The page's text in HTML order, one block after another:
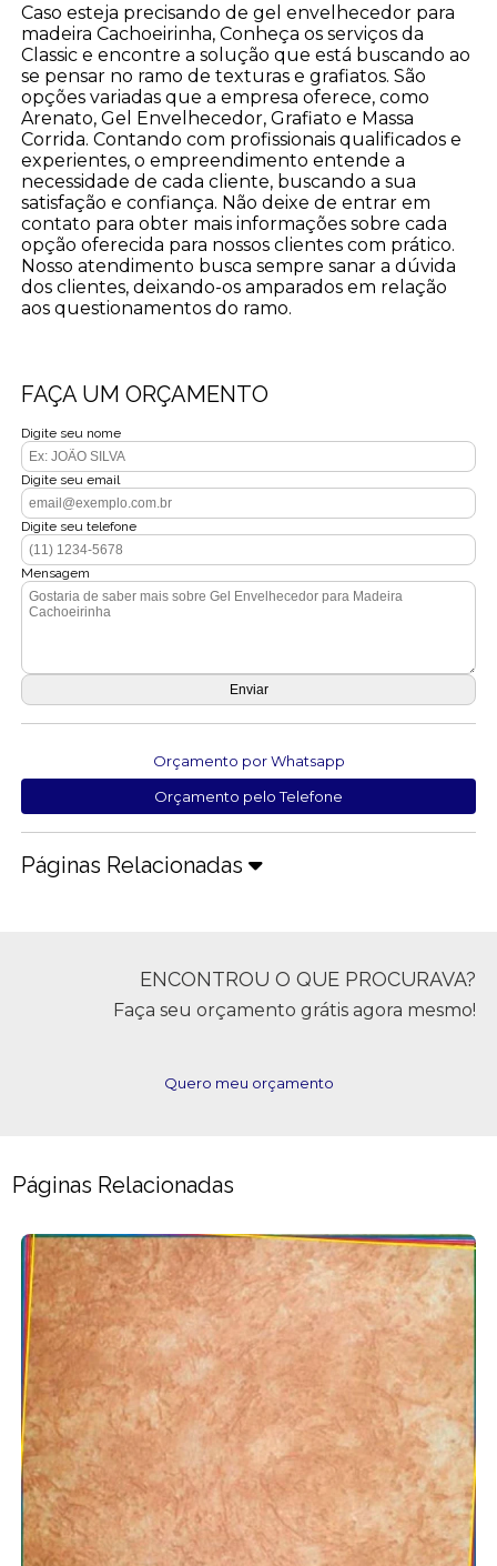
Caso esteja precisando de gel envelhecedor para
madeira Cachoeirinha, Conheça os serviços da
Classic e encontre a solução que está buscando ao
se pensar no ramo de texturas e grafiatos. São
opções variadas que a empresa oferece, como
Arenato, Gel Envelhecedor, Grafiato e Massa
Corrida. Contando com profissionais qualificados e
experientes, o empreendimento entende a
necessidade de cada cliente, buscando a sua
satisfação e confiança. Não deixe de entrar em
contato para obter mais informações sobre cada
opção oferecida para nossos clientes com prático.
Nosso atendimento busca sempre sanar a dúvida
dos clientes, deixando-os amparados em relação
aos questionamentos do ramo.
FAÇA UM ORÇAMENTO
Digite seu nome
Digite seu email
Digite seu telefone
Mensagem
Orçamento por Whatsapp
Orçamento pelo Telefone
Páginas Relacionadas
ENCONTROU O QUE PROCURAVA?
Faça seu orçamento grátis agora mesmo!
Quero meu orçamento
Páginas Relacionadas